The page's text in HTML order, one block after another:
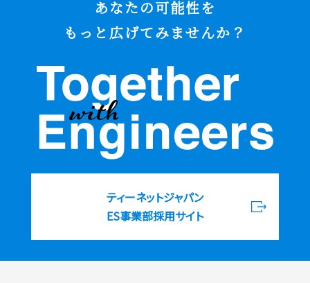
あなたの可能性を
もっと広げてみませんか？
ティーネットジャパン
ES事業部採用サイト